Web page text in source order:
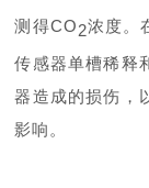
测得CO2浓度。
传感器单槽稀释
器造成的损伤，
影响。